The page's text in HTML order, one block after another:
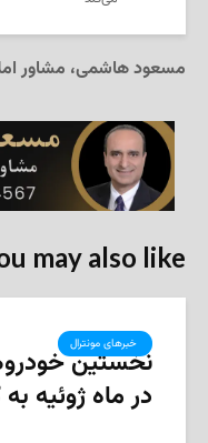
مسعود هاشمی، مشاور
may also like
‌ خبرهای مونترال
در ماه ژوئیه